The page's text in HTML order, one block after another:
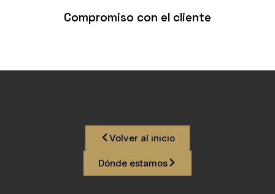
Compromiso con el cliente
Volver al inicio
Dónde estamos